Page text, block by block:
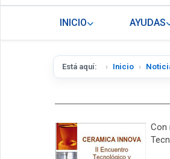
INICIO AYUDAS
Está aquí: Inicio
Con